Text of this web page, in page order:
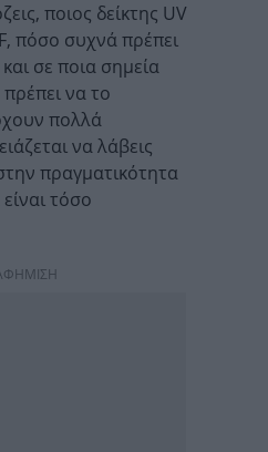
ποιος δείκτης UV
πόσο συχνά πρέπει
σε ποια σημεία
να το
πολλά
να λάβεις
πραγματικότητα
τόσο